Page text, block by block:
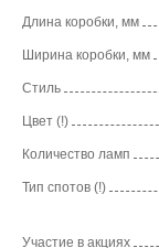
Длина коробки, мм
Ширина коробки, мм
Стиль
Цвет (!)
Количество ламп
Тип спотов (!)
Участие в акциях